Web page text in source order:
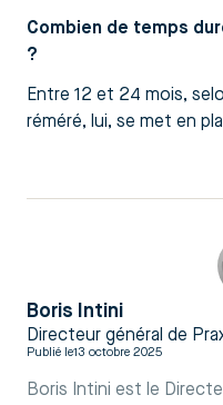
Combien de temps
?
Entre 12 et 24 mois,
réméré, lui, se met en
Boris Intini
Directeur général de
Publié le13 octobre 2025
Boris Intini est le